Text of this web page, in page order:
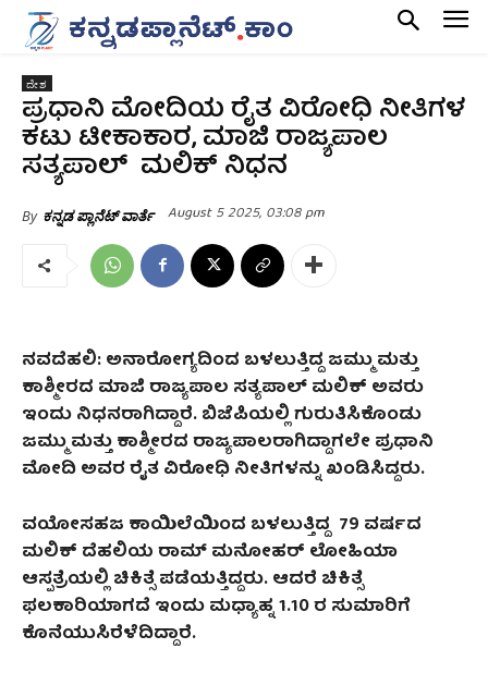
ದೇಶ
ಪ್ರಧಾನಿ ಮೋದಿಯ ರೈತ ವಿರೋಧಿ ನೀತಿಗಳ
ಕಟು ಟೀಕಾಕಾರ, ಮಾಜಿ ರಾಜ್ಯಪಾಲ
ಸತ್ಯಪಾಲ್‌ ಮಲಿಕ್‌ ನಿಧನ
By ಕನ್ನಡ ಪ್ಲಾನೆಟ್ ವಾರ್ತೆ August 5 2025, 03:08 pm
ನವದೆಹಲಿ: ಅನಾರೋಗ್ಯದಿಂದ ಬಳಲುತ್ತಿದ್ದ ಜಮ್ಮು ಮತ್ತು
ಕಾಶ್ಮೀರದ ಮಾಜಿ ರಾಜ್ಯಪಾಲ ಸತ್ಯಪಾಲ್ ಮಲಿಕ್ ಅವರು
ಇಂದು ನಿಧನರಾಗಿದ್ದಾರೆ. ಬಿಜೆಪಿಯಲ್ಲಿ ಗುರುತಿಸಿಕೊಂಡು
ಜಮ್ಮು ಮತ್ತು ಕಾಶ್ಮೀರದ ರಾಜ್ಯಪಾಲರಾಗಿದ್ದಾಗಲೇ ಪ್ರಧಾನಿ
ಮೋದಿ ಅವರ ರೈತ ವಿರೋಧಿ ನೀತಿಗಳನ್ನು ಖಂಡಿಸಿದ್ದರು.
ವಯೋಸಹಜ ಕಾಯಿಲೆಯಿಂದ ಬಳಲುತ್ತಿದ್ದ 79 ವರ್ಷದ
ಮಲಿಕ್‌ ದೆಹಲಿಯ ರಾಮ್ ಮನೋಹರ್ ಲೋಹಿಯಾ
ಆಸ್ಪತ್ರೆಯಲ್ಲಿ ಚಿಕಿತ್ಸೆ ಪಡೆಯತ್ತಿದ್ದರು. ಆದರೆ ಚಿಕಿತ್ಸೆ
ಫಲಕಾರಿಯಾಗದೆ ಇಂದು ಮಧ್ಯಾಹ್ನ 1.10 ರ ಸುಮಾರಿಗೆ
ಕೊನೆಯುಸಿರೆಳೆದಿದ್ದಾರೆ.